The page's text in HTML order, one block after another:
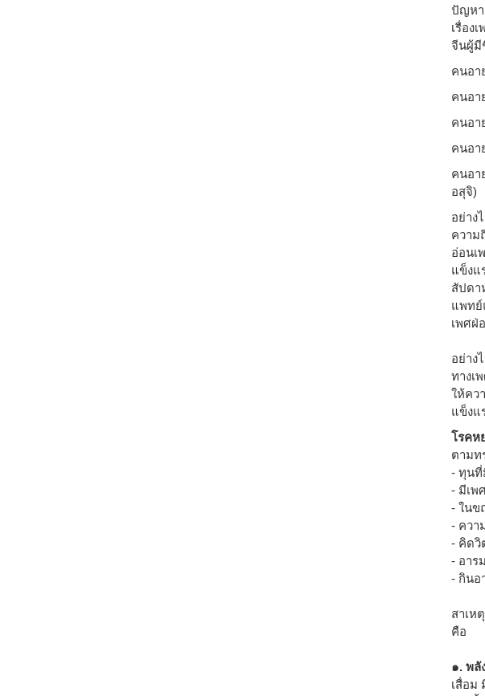
ปัญหา
เรื่อง
จีนผู้มี
คนอา
คนอา
คนอา
คนอา
คนอา
อสุจิ)
อย่าง
ความ
อ่อนเ
แข็งแ
สัปดา
แพทย์
เพศฝ่
อย่าง
ทางเ
ให้คว
แข็งแ
โรคห
ตามท
- ทุนที่
- มีเพ
- ในข
- ควา
- คิดวิ
- อาร
- กินอ
สาเห
คือ
๑. พลั
เสื่อม